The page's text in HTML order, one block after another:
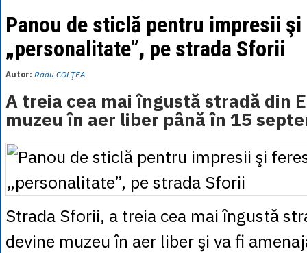
= 0.6668
1 EGP= 0.0860
1 HUF = 1.2223
1 INR = 0.0513
1 MXN= 0.2227
1 NOK
= 0.4191
1 NZD = 2.6097
1 RSD
= 0.0425
1 RUB= 0.0530
1 SEK
1 TRY
1 XDR= 5.9383
1 ZAR
Panou de sticlă pentru impresii
„personalitate”, pe strada Sforii
Autor: Radu COLŢEA
A treia cea mai îngustă stradă din
muzeu în aer liber până în 15
Strada Sforii, a treia cea mai îngustă
devine muzeu în aer liber şi va fi